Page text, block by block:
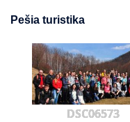
Pešia turistika
DSC06573